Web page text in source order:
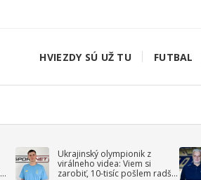
HVIEZDY SÚ UŽ TU FUTBAL
Ukrajinský olympionik z
virálneho videa: Viem si
zarobiť, 10-tisíc pošlem radšej